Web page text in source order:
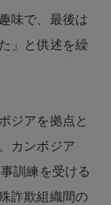
味で、最後は
」と供述を繰
ジアを拠点と
カンボジア
訓練を受ける
詐欺組織間の